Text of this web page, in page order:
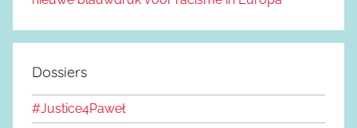
Dossiers
#Justice4Paweł